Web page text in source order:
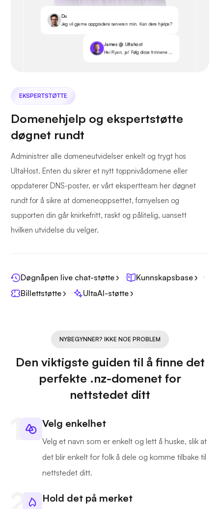
Du
Jeg vil gjerne oppgradere serveren min. Kan dere hjelpe?
James @ Ultahost
Hei Ryan, ja! Følg disse trinnene ...
EKSPERTSTØTTE
Domenehjelp og ekspertstøtte
døgnet rundt
Administrer alle domeneutvidelser enkelt og trygt hos
UltaHost. Enten du sikrer et nytt toppnivådomene eller
oppdaterer DNS-poster, er vårt ekspertteam her døgnet
rundt for å sikre at domeneoppsettet, fornyelsen og
supporten din går knirkefritt, raskt og pålitelig, uansett
hvilken utvidelse du velger.
Døgnåpen live chat-støtte
Kunnskapsbase
Billettstøtte
UltaAI-støtte
NYBEGYNNER? IKKE NOE PROBLEM
Den viktigste guiden til å finne det
perfekte .nz-domenet for
nettstedet ditt
Velg enkelhet
Velg et navn som er enkelt og lett å huske, slik at
det blir enkelt for folk å dele og komme tilbake til
nettstedet ditt.
Hold det på merket